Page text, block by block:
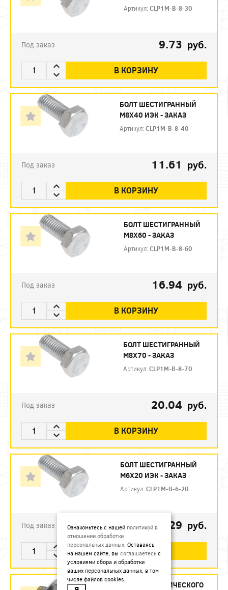
Артикул:CLP1M-B-8-30
Под заказ 9.73 руб.
В КОРЗИНУ
БОЛТ ШЕСТИГРАННЫЙ
М8Х40 ИЭК - ЗАКАЗ
Артикул:CLP1M-B-8-40
Под заказ 11.61 руб.
В КОРЗИНУ
БОЛТ ШЕСТИГРАННЫЙ
М8Х60 - ЗАКАЗ
Артикул:CLP1M-B-8-60
Под заказ 16.94 руб.
В КОРЗИНУ
БОЛТ ШЕСТИГРАННЫЙ
М8Х70 - ЗАКАЗ
Артикул:CLP1M-B-8-70
Под заказ 20.04 руб.
В КОРЗИНУ
БОЛТ ШЕСТИГРАННЫЙ
М6Х20 ИЭК - ЗАКАЗ
Артикул:CLP1M-B-6-20
Под заказ 4.29 руб.
В КОРЗИНУ
ВИНТ ДЛЯ ЭЛЕКТРИЧЕСКОГО
Ознакомьтесь с нашей политикой в
отношении обработки
персональных данных. Оставаясь
на нашем сайте, вы соглашаетесь с
условиями сбора и обработки
ваших персональных данных, в том
числе файлов cookies.